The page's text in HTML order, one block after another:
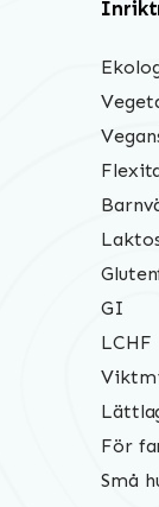
GI
LCHF
För
Små